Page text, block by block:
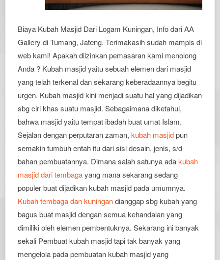
Biaya Kubah Masjid Dari Logam Kuningan, Info dari AA
Gallery di Tumang, Jateng. Terimakasih sudah mampis di
web kami! Apakah diizinkan pemasaran kami menolong
Anda ? Kubah masjid yaitu sebuah elemen dari masjid
yang telah terkenal dan sekarang keberadaannya begitu
urgen. Kubah masjid kini menjadi suatu hal yang dijadikan
sbg ciri khas suatu masjid. Sebagaimana diketahui,
bahwa masjid yaitu tempat ibadah buat umat Islam.
Sejalan dengan perputaran zaman,kubah masjidpun
semakin tumbuh entah itu dari sisi desain, jenis, s/d
bahan pembuatannya. Dimana salah satunya adakubah
masjid dari tembagayang mana sekarang sedang
populer buat dijadikan kubah masjid pada umumnya.
Kubah tembaga dan kuningandianggap sbg kubah yang
bagus buat masjid dengan semua kehandalan yang
dimiliki oleh elemen pembentuknya. Sekarang ini banyak
sekali Pembuat kubah masjid tapi tak banyak yang
mengelola pada pembuatan kubah masjid yang